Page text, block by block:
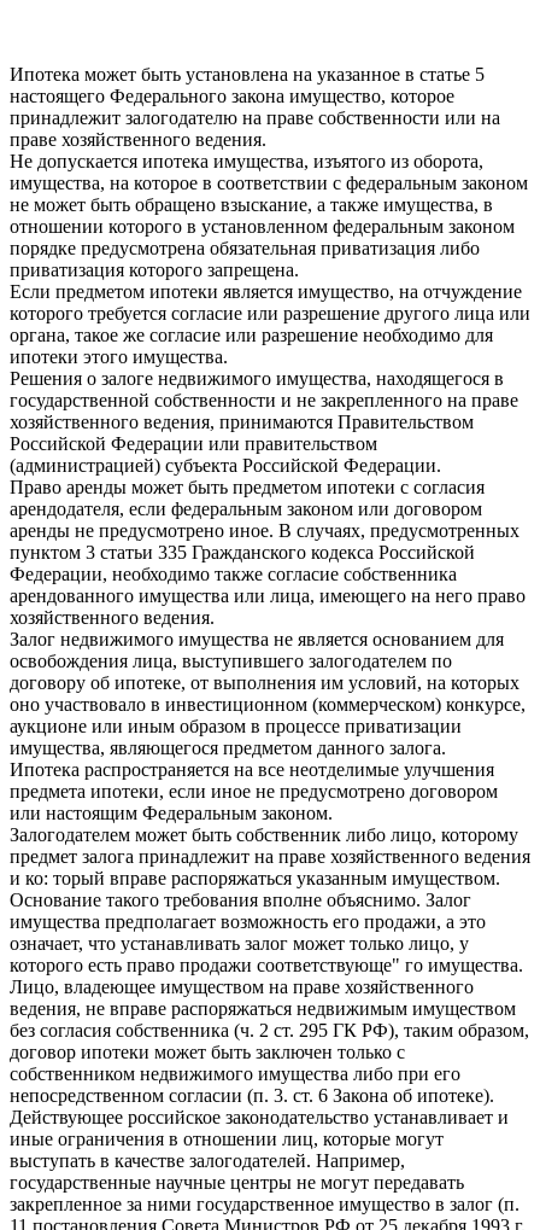
Ипотека может быть установлена на указанное в статье 5
настоящего Федерального закона имущество, которое
принадлежит залогодателю на праве собственности или на
праве хозяйственного ведения.
Не допускается ипотека имущества, изъятого из оборота,
имущества, на которое в соответствии с федеральным законом
не может быть обращено взыскание, а также имущества, в
отношении которого в установленном федеральным законом
порядке предусмотрена обязательная приватизация либо
приватизация которого запрещена.
Если предметом ипотеки является имущество, на отчуждение
которого требуется согласие или разрешение другого лица или
органа, такое же согласие или разрешение необходимо для
ипотеки этого имущества.
Решения о залоге недвижимого имущества, находящегося в
государственной собственности и не закрепленного на праве
хозяйственного ведения, принимаются Правительством
Российской Федерации или правительством
(администрацией) субъекта Российской Федерации.
Право аренды может быть предметом ипотеки с согласия
арендодателя, если федеральным законом или договором
аренды не предусмотрено иное. В случаях, предусмотренных
пунктом 3 статьи 335 Гражданского кодекса Российской
Федерации, необходимо также согласие собственника
арендованного имущества или лица, имеющего на него право
хозяйственного ведения.
Залог недвижимого имущества не является основанием для
освобождения лица, выступившего залогодателем по
договору об ипотеке, от выполнения им условий, на которых
оно участвовало в инвестиционном (коммерческом) конкурсе,
аукционе или иным образом в процессе приватизации
имущества, являющегося предметом данного залога.
Ипотека распространяется на все неотделимые улучшения
предмета ипотеки, если иное не предусмотрено договором
или настоящим Федеральным законом.
Залогодателем может быть собственник либо лицо, которому
предмет залога принадлежит на праве хозяйственного ведения
и ко: торый вправе распоряжаться указанным имуществом.
Основание такого требования вполне объяснимо. Залог
имущества предполагает возможность его продажи, а это
означает, что устанавливать залог может только лицо, у
которого есть право продажи соответствующе" го имущества.
Лицо, владеющее имуществом на праве хозяйственного
ведения, не вправе распоряжаться недвижимым имуществом
без согласия собственника (ч. 2 ст. 295 ГК РФ), таким образом,
договор ипотеки может быть заключен только с
собственником недвижимого имущества либо при его
непосредственном согласии (п. 3. ст. 6 Закона об ипотеке).
Действующее российское законодательство устанавливает и
иные ограничения в отношении лиц, которые могут
выступать в качестве залогодателей. Например,
государственные научные центры не могут передавать
закрепленное за ними государственное имущество в залог (п.
11 постановления Совета Министров РФ от 25 декабря 1993 г.